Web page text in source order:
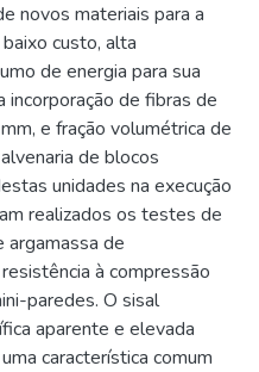
novos materiais para a
custo, alta
de energia para sua
incorporação de fibras de
e fração volumétrica de
de blocos
unidades na execução
realizados os testes de
argamassa de
à compressão
paredes. O sisal
aparente e elevada
característica comum